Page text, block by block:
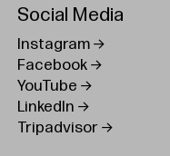
Social Media
Instagram
Facebook
YouTube
LinkedIn
Tripadvisor